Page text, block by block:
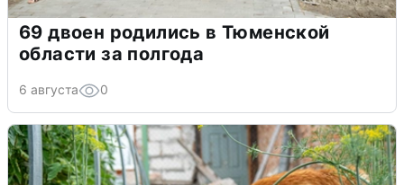
69 двоен родились в Тюменской
области за полгода
6 августа 0